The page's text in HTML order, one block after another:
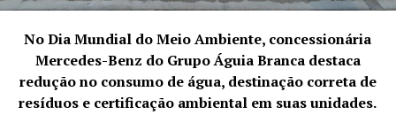
No Dia Mundial do Meio Ambiente, concessionária
Mercedes-Benz do Grupo Águia Branca destaca
redução no consumo de água, destinação correta de
resíduos e certificação ambiental em suas unidades.